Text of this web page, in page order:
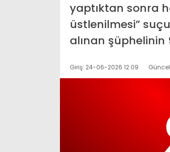
yaptıktan sonra
üstlenilmesi”
alınan şüphelinin
Giriş: 24-06-2026 12:09